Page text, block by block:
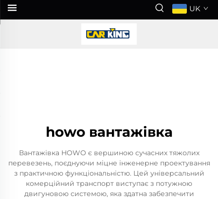
UK
howo вантажівка
Вантажівка HOWO є вершиною сучасних тяжолих
перевезень, поєднуючи міцне інженерне проектування
з практичною функціональністю. Цей універсальний
комерційний транспорт виступає з потужною
двигуновою системою, яка здатна забезпечити